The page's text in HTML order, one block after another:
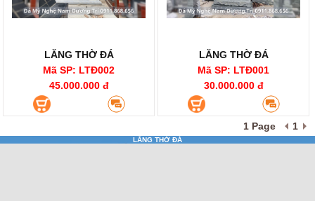
LĂNG THỜ ĐÁ
Mã SP: LTĐ002
45.000.000 đ
LĂNG THỜ ĐÁ
Mã SP: LTĐ001
30.000.000 đ
1 Page 1
LĂNG THỜ ĐÁ